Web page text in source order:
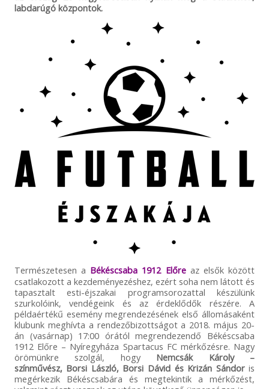
labdarúgó központok.
Természetesen a Békéscsaba 1912 Előreaz elsők között
csatlakozott a kezdeményezéshez, ezért soha nem látott és
tapasztalt esti-éjszakai programsorozattal készülünk
szurkolóink, vendégeink és az érdeklődők részére. A
példaértékű esemény megrendezésének első állomásaként
klubunk meghívta a rendezőbizottságot a 2018. május 20-
án (vasárnap) 17:00 órától megrendezendő Békéscsaba
1912 Előre – Nyíregyháza Spartacus FC mérkőzésre. Nagy
örömünkre szolgál, hogy Nemcsák Károly –
színművész, Borsi László, Borsi Dávid és Krizán Sándoris
megérkezik Békéscsabára és megtekintik a mérkőzést,